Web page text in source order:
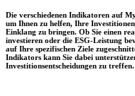
Die verschiedenen Indikatoren auf
um Ihnen zu helfen, Ihre
Einklang zu bringen. Ob Sie einen
investieren oder die ESG-Leistung
auf Ihre spezifischen Ziele
Indikators kann Sie dabei
Investitionsentscheidungen zu treffen.